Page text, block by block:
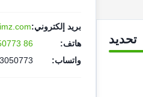
تحديد
بريد إلكتروني:
هاتف:
86 13673050773
واتساب: